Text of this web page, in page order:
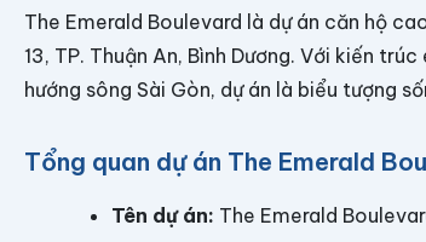
The Emerald Boulevard là dự án căn hộ
13, TP. Thuận An, Bình Dương. Với kiến
hướng sông Sài Gòn, dự án là biểu tượng
Tổng quan dự án The Emerald
Tên dự án: The Emerald